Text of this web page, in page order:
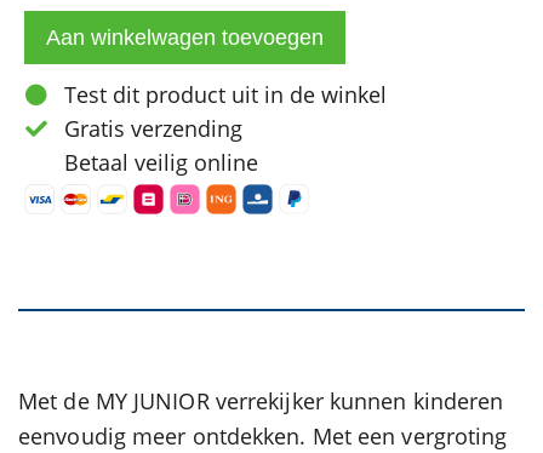
Test dit product uit in de winkel
Gratis verzending
Betaal veilig online
Met de MY JUNIOR verrekijker kunnen kinderen
eenvoudig meer ontdekken. Met een vergroting